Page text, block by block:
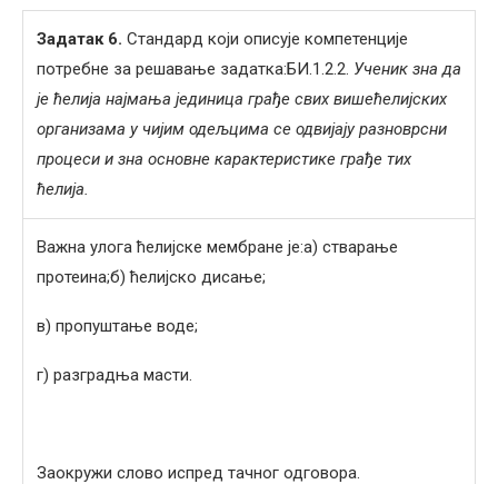
Задатак 6. Стандард који описује компетенције
потребне за решавање задатка:БИ.1.2.2. Ученик зна да
је ћелија најмања јединица грађе свих вишећелијских
организама у чијим одељцима се одвијају разноврсни
процеси и зна основне карактеристике грађе тих
ћелија.
Важна улога ћелијске мембране је:а) стварање
протеина;б) ћелијско дисање;
в) пропуштање воде;
г) разградња масти.
Заокружи слово испред тачног одговора.